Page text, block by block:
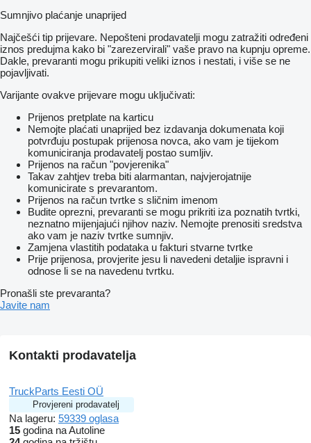
Sumnjivo plaćanje unaprijed
Najčešći tip prijevare. Nepošteni prodavatelji mogu zatražiti određeni
iznos predujma kako bi "zarezervirali" vaše pravo na kupnju opreme.
Dakle, prevaranti mogu prikupiti veliki iznos i nestati, i više se ne
pojavljivati.
Varijante ovakve prijevare mogu uključivati:
Prijenos pretplate na karticu
Nemojte plaćati unaprijed bez izdavanja dokumenata koji
potvrđuju postupak prijenosa novca, ako vam je tijekom
komuniciranja prodavatelj postao sumljiv.
Prijenos na račun "povjerenika"
Takav zahtjev treba biti alarmantan, najvjerojatnije
komunicirate s prevarantom.
Prijenos na račun tvrtke s sličnim imenom
Budite oprezni, prevaranti se mogu prikriti iza poznatih tvrtki,
neznatno mijenjajući njihov naziv. Nemojte prenositi sredstva
ako vam je naziv tvrtke sumnjiv.
Zamjena vlastitih podataka u fakturi stvarne tvrtke
Prije prijenosa, provjerite jesu li navedeni detaljie ispravni i
odnose li se na navedenu tvrtku.
Pronašli ste prevaranta?
Javite nam
Kontakti prodavatelja
TruckParts Eesti OÜ
Provjereni prodavatelj
Na lageru: 59339 oglasa
15 godina na Autoline